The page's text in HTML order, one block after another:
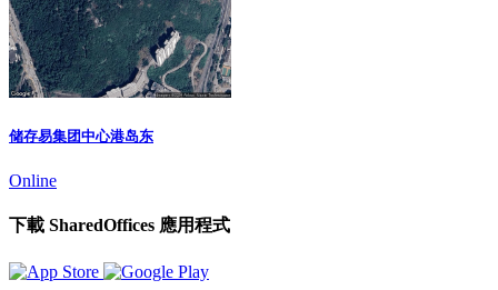
储存易集团中心港岛东
Online
下載 SharedOffices 應用程式